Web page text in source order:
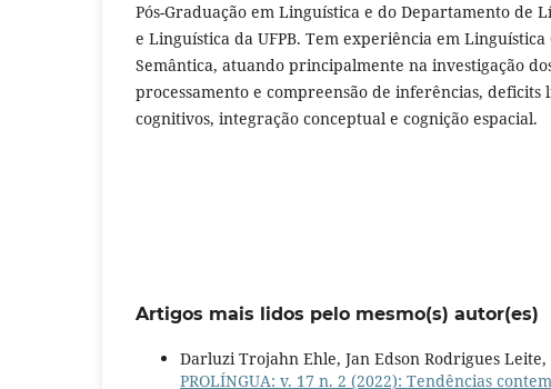
Pós-Graduação em Linguística e do Departamento de
e Linguística da UFPB. Tem experiência em Linguística
Semântica, atuando principalmente na investigação
processamento e compreensão de inferências, deficits
cognitivos, integração conceptual e cognição espacial.
Artigos mais lidos pelo mesmo(s) autor(es)
Darluzi Trojahn Ehle, Jan Edson Rodrigues Leite,
PROLÍNGUA: v. 17 n. 2 (2022): Tendências